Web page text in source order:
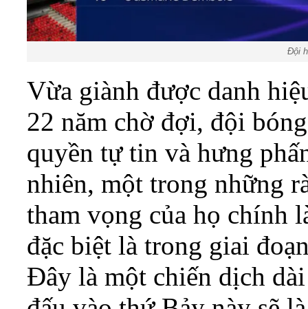
Đội
Vừa giành được danh
22 năm chờ đợi, đội
quyền tự tin và hưng
nhiên, một trong những
tham vọng của họ chính
đặc biệt là trong giai
Đây là một chiến dịch